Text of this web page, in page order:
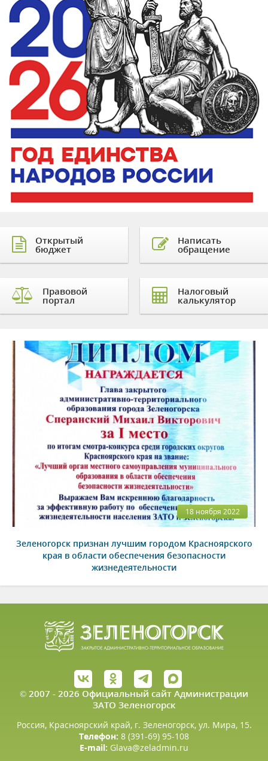
Открытый
бюджет
Правовой
портал
Написать
обращение
Налоговый
калькулятор
18 ноября 2022
Зеленогорск признан лучшим городом Красноярского
края в области обеспечения безопасности
жизнедеятельности
© 2007 - 2026 Официальный сайт Администрации
ЗАТО Зеленогорск
Россия, Красноярский край, г. Зеленогорск, ул. Мира, 15.
Телефон: 8 (391-69) 95-108
E-mail: Glava@zeladmin.ru